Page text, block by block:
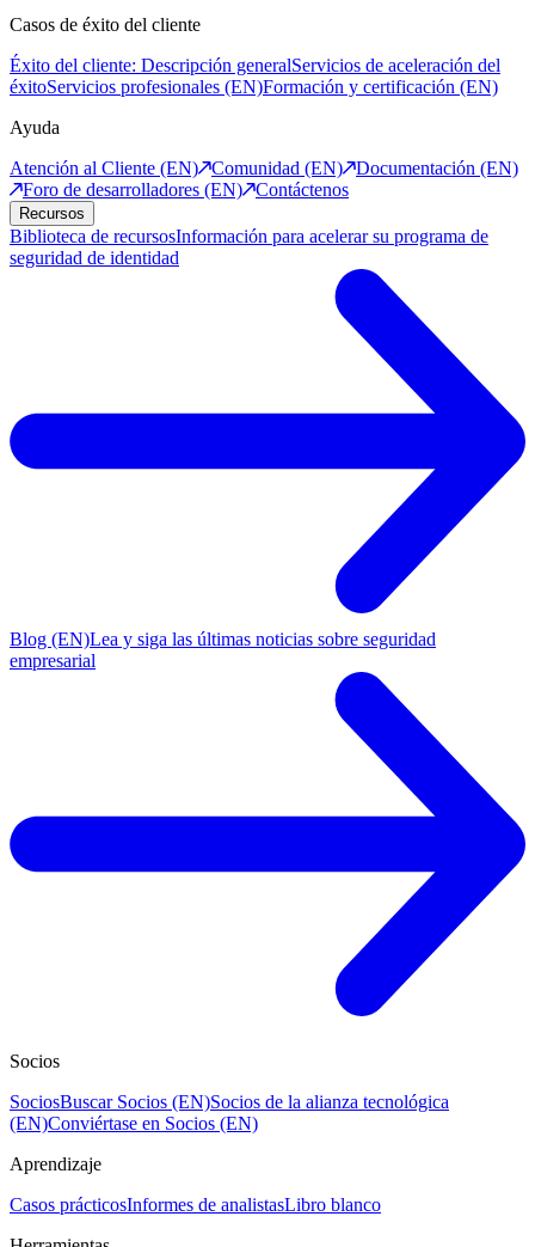
Casos de éxito del cliente
Éxito del cliente: Descripción generalServicios de aceleración del
éxitoServicios profesionales (EN)Formación y certificación (EN)
Ayuda
Atención al Cliente (EN)
Comunidad (EN)
Documentación (EN)
Foro de desarrolladores (EN)
Contáctenos
Recursos
Biblioteca de recursosInformación para acelerar su programa de
seguridad de identidad
Blog (EN)Lea y siga las últimas noticias sobre seguridad
empresarial
Socios
SociosBuscar Socios (EN)Socios de la alianza tecnológica
(EN)Conviértase en Socios (EN)
Aprendizaje
Casos prácticosInformes de analistasLibro blanco